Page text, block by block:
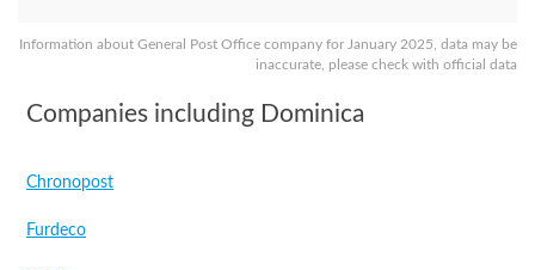
Information about General Post Office company for January 2025, data may be
inaccurate, please check with official data
Companies including Dominica
Chronopost
Furdeco